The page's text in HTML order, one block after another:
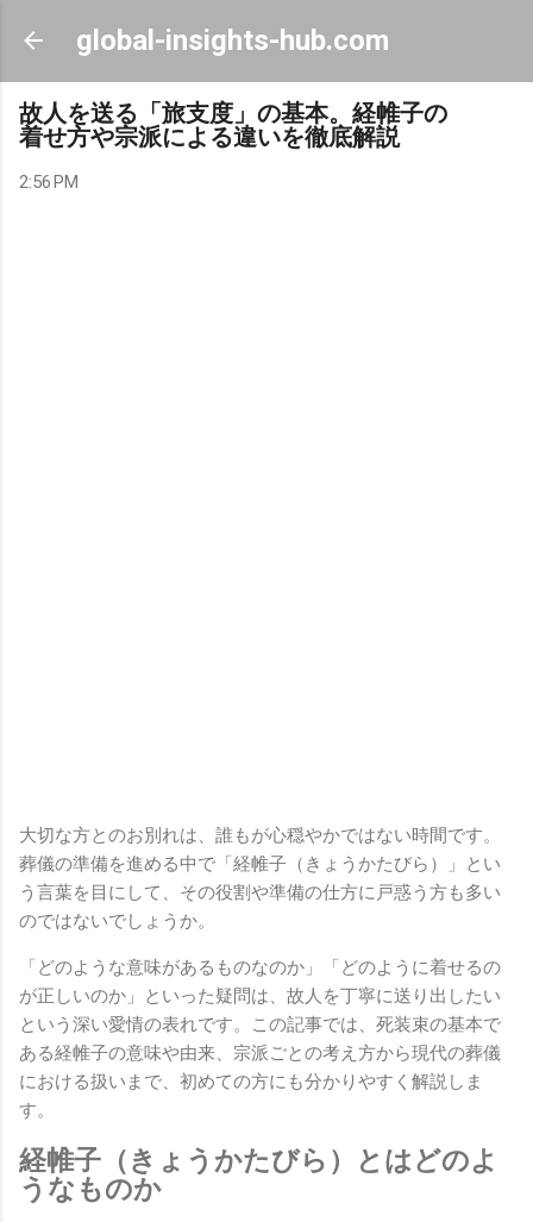
Skip to main content
global-insights-hub.com
故人を送る「旅支度」の基本。経帷子の
着せ方や宗派による違いを徹底解説
2:56 PM
大切な方とのお別れは、誰もが心穏やかではない時間です。
葬儀の準備を進める中で「経帷子（きょうかたびら）」とい
う言葉を目にして、その役割や準備の仕方に戸惑う方も多い
のではないでしょうか。
「どのような意味があるものなのか」「どのように着せるの
が正しいのか」といった疑問は、故人を丁寧に送り出したい
という深い愛情の表れです。この記事では、死装束の基本で
ある経帷子の意味や由来、宗派ごとの考え方から現代の葬儀
における扱いまで、初めての方にも分かりやすく解説しま
す。
経帷子（きょうかたびら）とはどのよ
うなものか